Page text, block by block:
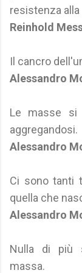
resistenza
Reinhold
Il cancro
Alessandro
Le masse si
aggregandosi.
Alessandro
Ci sono tanti
quella che
Alessandro
Nulla di più
massa.